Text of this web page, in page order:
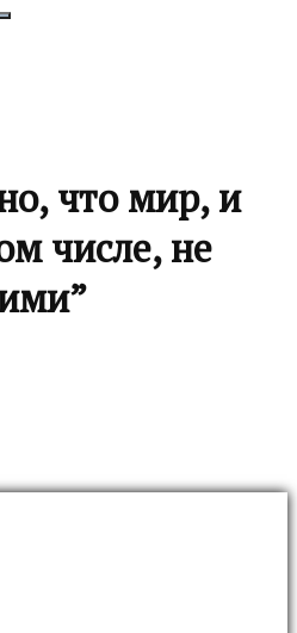
что мир, и
числе, не